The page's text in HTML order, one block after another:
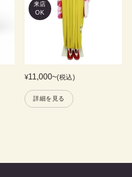
来店
OK
¥11,000~(税込)
詳細を見る